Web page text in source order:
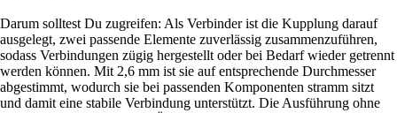
Darum solltest Du zugreifen: Als Verbinder ist die Kupplung darauf
ausgelegt, zwei passende Elemente zuverlässig zusammenzuführen,
sodass Verbindungen zügig hergestellt oder bei Bedarf wieder getrennt
werden können. Mit 2,6 mm ist sie auf entsprechende Durchmesser
abgestimmt, wodurch sie bei passenden Komponenten stramm sitzt
und damit eine stabile Verbindung unterstützt. Die Ausführung ohne